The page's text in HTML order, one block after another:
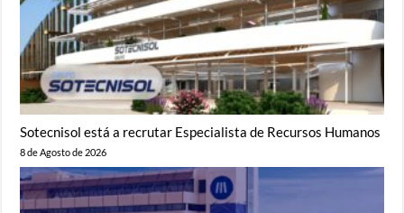
Sotecnisol está a recrutar Especialista de Recursos Humanos
8 de Agosto de 2026